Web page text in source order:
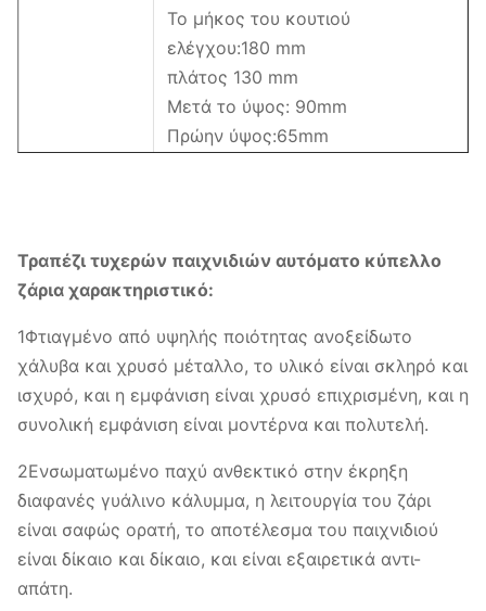
Το μήκος του κουτιού
ελέγχου:180 mm
πλάτος 130 mm
Μετά το ύψος: 90mm
Πρώην ύψος:65mm
Υλικό
φως + ελεγκτής + καλώδιο
ρεύματος.
Χρώμα Κεραμίδι, όπως στην εικόνα.
Πακέτο
Συσκευή: 1 κομμάτι/ κουτί
Μέγεθος
Συσκευή N.W.:70,6 κιλά
1.Αποθεματικό-μέσα σε 3
εργάσιμες ημέρες μετά την
Τραπέζι τυχερών παιχνιδιών αυτόματο κύπελλο
ζάρια χαρακτηριστικό:
1Φτιαγμένο από υψηλής ποιότητας ανοξείδωτο
χάλυβα και χρυσό μέταλλο, το υλικό είναι σκληρό και
ισχυρό, και η εμφάνιση είναι χρυσό επιχρισμένη, και η
συνολική εμφάνιση είναι μοντέρνα και πολυτελή.
2Ενσωματωμένο παχύ ανθεκτικό στην έκρηξη
διαφανές γυάλινο κάλυμμα, η λειτουργία του ζάρι
είναι σαφώς ορατή, το αποτέλεσμα του παιχνιδιού
είναι δίκαιο και δίκαιο, και είναι εξαιρετικά αντι-
απάτη.